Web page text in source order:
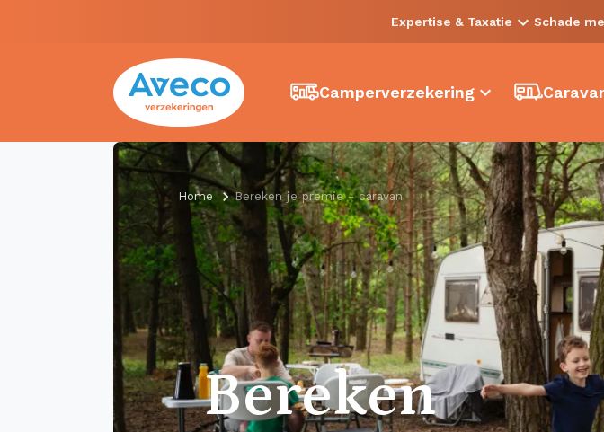
Expertise & Taxatie Schade
Camperverzekering
Home Bereken je premie - caravan
Bereken